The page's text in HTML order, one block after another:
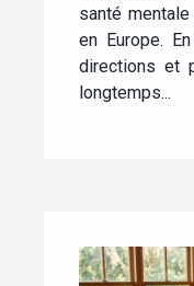
santé
en Europe.
directions et
longtemps...